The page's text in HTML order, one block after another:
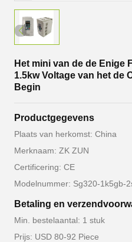
Het mini van de de Enige
1.5kw Voltage van het de
Begin
Productgegevens
Plaats van herkomst: China
Merknaam: ZK ZUN
Certificering: CE
Modelnummer: Sg320-1k5gb-
Betaling en
Min. bestelaantal: 1 stuk
Prijs: USD 80-92 Piece